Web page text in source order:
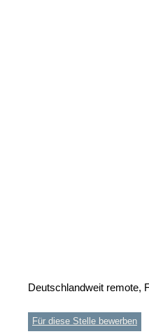
Deutschlandweit remote,
Für diese Stelle bewerben